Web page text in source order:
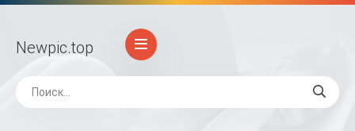
Newpic.top